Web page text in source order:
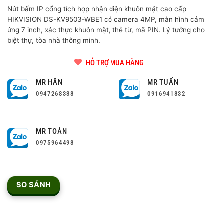
Nút bấm IP cổng tích hợp nhận diện khuôn mặt cao cấp
HIKVISION DS-KV9503-WBE1 có camera 4MP, màn hình cảm
ứng 7 inch, xác thực khuôn mặt, thẻ từ, mã PIN. Lý tưởng cho
biệt thự, tòa nhà thông minh.
HỖ TRỢ MUA HÀNG
MR HÂN
0947268338
MR TUẤN
0916941832
MR TOÀN
0975964498
SO SÁNH